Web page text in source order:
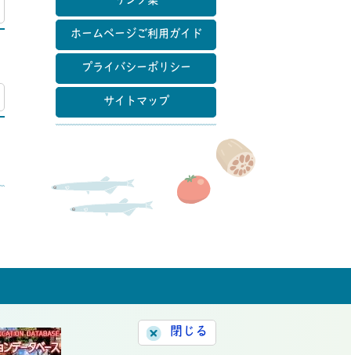
ホームページご利用ガイド
プライバシーポリシー
サイトマップ
閉じる